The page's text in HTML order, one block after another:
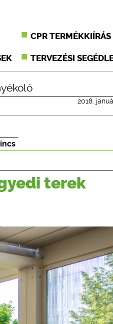
CPR TERMÉKKIÍRÁS
TERVEZÉSI
2018.
terek